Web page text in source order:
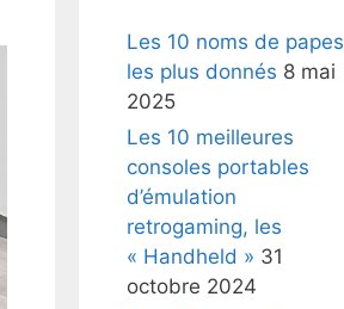
Les 10 noms de papes
les plus donnés 8 mai
2025
Les 10 meilleures
consoles portables
d’émulation
retrogaming, les
« Handheld » 31
octobre 2024